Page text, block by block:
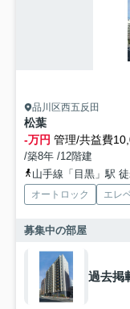
品川区西五反田
松葉
-万円 管理/共益費
/築8年 /12階建
山手線「目黒」駅
オートロック エレ
募集中の部屋
過去掲